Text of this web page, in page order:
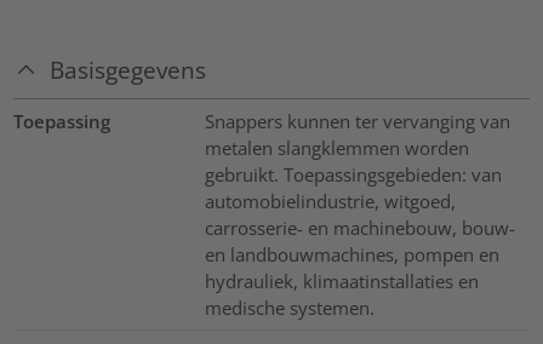
Basisgegevens
Toepassing
Snappers kunnen ter vervanging van
metalen slangklemmen worden
gebruikt. Toepassingsgebieden: van
automobielindustrie, witgoed,
carrosserie- en machinebouw, bouw-
en landbouwmachines, pompen en
hydrauliek, klimaatinstallaties en
medische systemen.